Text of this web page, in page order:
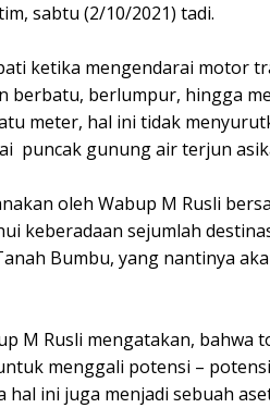
sabtu (2/10/2021) tadi.
ketika mengendarai motor
berbatu, berlumpur, hingga
meter, hal ini tidak
puncak gunung air terjun
oleh Wabup M Rusli
keberadaan sejumlah
Bumbu, yang nantinya
M Rusli mengatakan, bahwa
menggali potensi –
hal ini juga menjadi sebuah